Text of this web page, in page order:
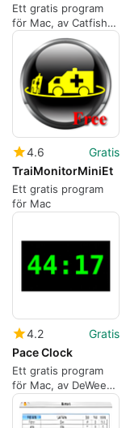
Ett gratis program
för Mac, av Catfish
Animation Studio
S.r.l.
4.6
Gratis
TraiMonitorMiniEt
Ett gratis program
för Mac
4.2
Gratis
Pace Clock
Ett gratis program
för Mac, av DeWeese
Consulting LLC